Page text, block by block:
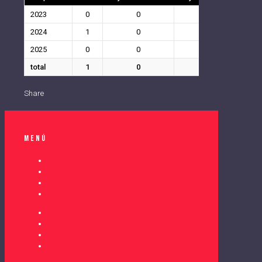
2023 0 0
2024
1 0
2025
0 0
total
1 0
Share
Menú